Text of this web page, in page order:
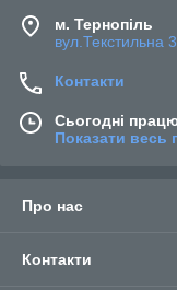
м. Тернопіль
вул.Текстильна
Контакти
Сьогодні
Показати весь
Про нас
Контакти